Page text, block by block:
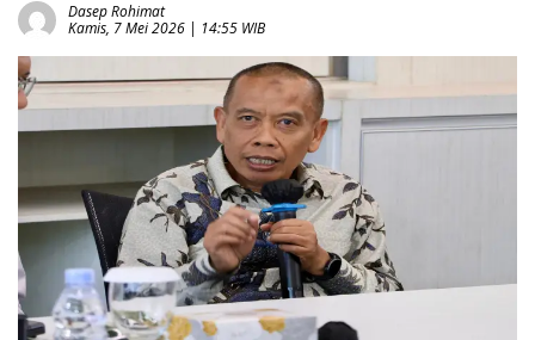
Dasep Rohimat
Kamis, 7 Mei 2026 | 14:55 WIB